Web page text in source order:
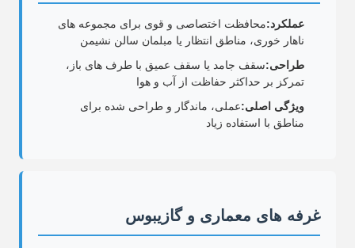
عملکرد:محافظت اختصاصی و قوی برای مجموعه های
ناهار خوری، مناطق انتظار یا مبلمان سالن نشیمن
طراحی:سقف جامد یا سقف عمیق با طرف های باز،
تمرکز بر حداکثر حفاظت از آب و هوا
ویژگی اصلی:عملی، ماندگار و طراحی شده برای
مناطق با استفاده زیاد
غرفه های معماری و گازیبوس